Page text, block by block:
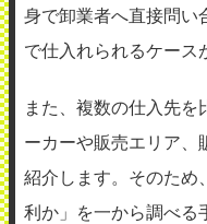
身で卸業者へ直接問い
で仕入れられるケース
また、複数の仕入先を
ーカーや販売エリア、
紹介します。そのため
利か」を一から調べる